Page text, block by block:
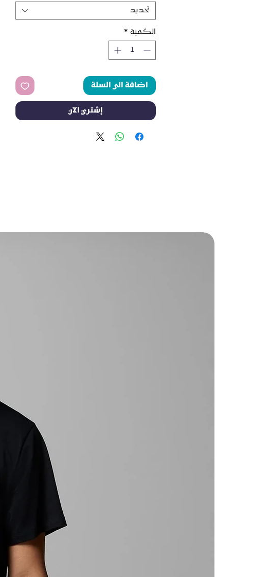
تحديد
الكمية *
اضافة الى السلة
إشتري الآن